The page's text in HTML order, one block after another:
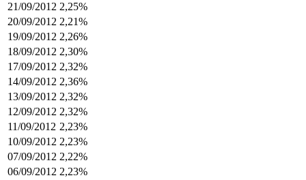
21/09/2012 2,25%
20/09/2012 2,21%
19/09/2012 2,26%
18/09/2012 2,30%
17/09/2012 2,32%
14/09/2012 2,36%
13/09/2012 2,32%
12/09/2012 2,32%
11/09/2012 2,23%
10/09/2012 2,23%
07/09/2012 2,22%
06/09/2012 2,23%